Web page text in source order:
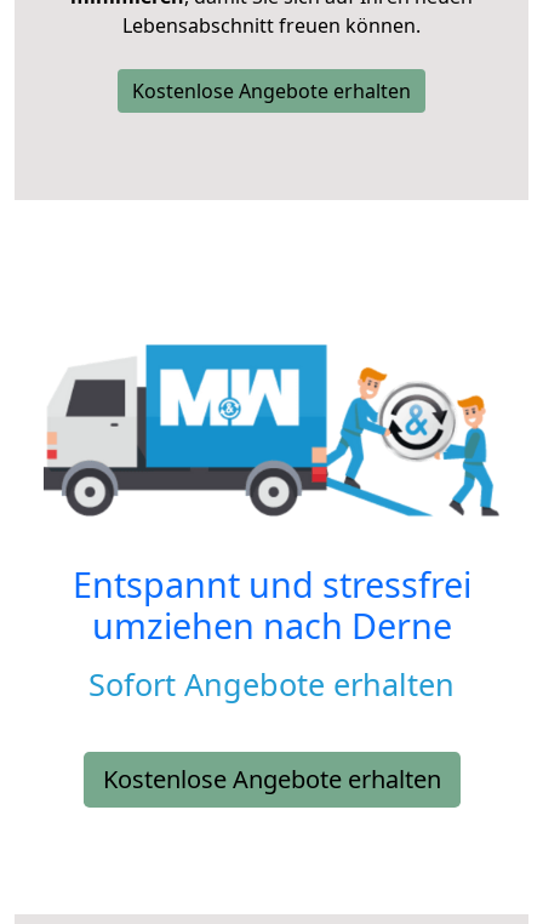
Lebensabschnitt freuen können.
Kostenlose Angebote erhalten
Entspannt und stressfrei
umziehen nach Derne
Sofort Angebote erhalten
Kostenlose Angebote erhalten